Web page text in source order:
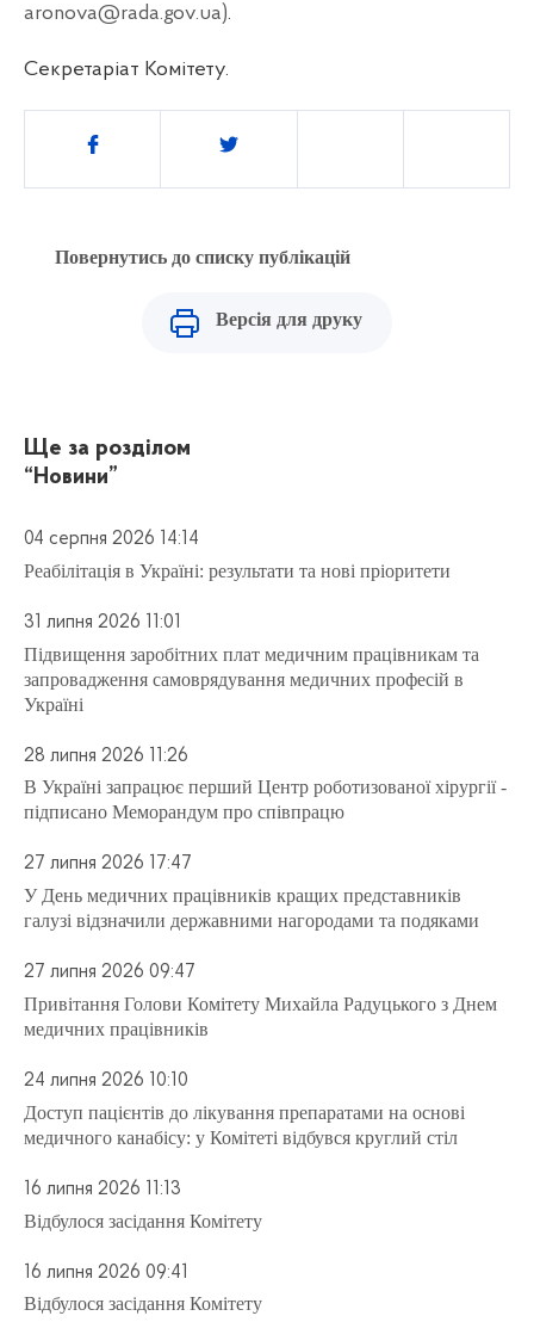
aronova@rada.gov.ua).
Cекретаріат Комітету.
Поділитись
Повернутись до списку публікацій
Версія для друку
Ще за розділом
“Новини”
04 серпня 2026 14:14
Реабілітація в Україні: результати та нові пріоритети
31 липня 2026 11:01
Підвищення заробітних плат медичним працівникам та
запровадження самоврядування медичних професій в
Україні
28 липня 2026 11:26
В Україні запрацює перший Центр роботизованої хірургії -
підписано Меморандум про співпрацю
27 липня 2026 17:47
У День медичних працівників кращих представників
галузі відзначили державними нагородами та подяками
27 липня 2026 09:47
Привітання Голови Комітету Михайла Радуцького з Днем
медичних працівників
24 липня 2026 10:10
Доступ пацієнтів до лікування препаратами на основі
медичного канабісу: у Комітеті відбувся круглий стіл
16 липня 2026 11:13
Відбулося засідання Комітету
16 липня 2026 09:41
Відбулося засідання Комітету